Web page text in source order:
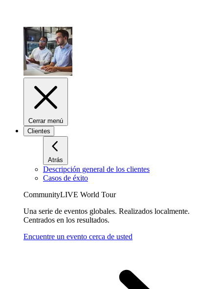
Cerrar menú
Clientes
Atrás
Descripción general de los clientes
Casos de éxito
CommunityLIVE World Tour
Una serie de eventos globales. Realizados localmente.
Centrados en los resultados.
Encuentre un evento cerca de usted